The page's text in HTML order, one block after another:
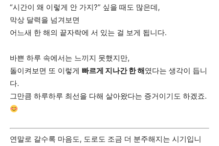
“시간이 왜 이렇게 안 가지?” 싶을 때도 많은데,
막상 달력을 넘겨보면
어느새 한 해의 끝자락에 서 있는 걸 보게 됩니다.
바쁜 하루 속에서는 느끼지 못했지만,
돌이켜보면 또 이렇게 빠르게 지나간 한 해였다는 생각이 듭니
다.
그만큼 하루하루 최선을 다해 살아왔다는 증거이기도 하겠죠.
연말로 갈수록 마음도, 도로도 조금 더 분주해지는 시기입니